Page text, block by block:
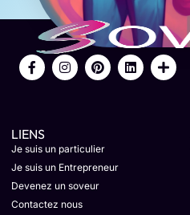
LIENS
Je suis un particulier
Je suis un Entrepreneur
Devenez un soveur
Contactez nous